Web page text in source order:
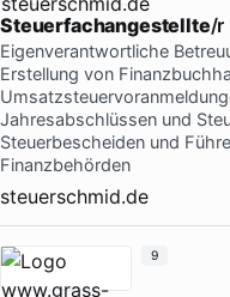
Steuerfachangestellte/r
Eigenverantwortliche
Erstellung von
Jahresabschlüssen und
Steuerbescheiden und
Finanzbehörden
steuerschmid.de
9